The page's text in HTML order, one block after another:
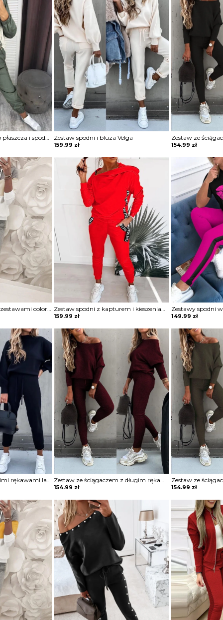
Zestaw marszczonego płaszcza i spodni cargo z kieszeniami na zamek błyskawiczny komplet Ezzelina Zestaw spodni i bluza Velga
159.99 zł 154.99 zł
Sznurek z kapturem i zestawami colorblock komplet Sofiya Zestaw spodni z kapturem i kieszeniami nadrukiem w literę komplet Bilke
159.99 zł 149.99 zł
Zestaw spodni z gładkimi rękawami latarniowymi i kieszeniami ze sznurkiem komplet Zacharoula Zestaw ze ściągaczem z długim rękawem i wysokim stanem komplet Merel
154.99 zł 154.99 zł